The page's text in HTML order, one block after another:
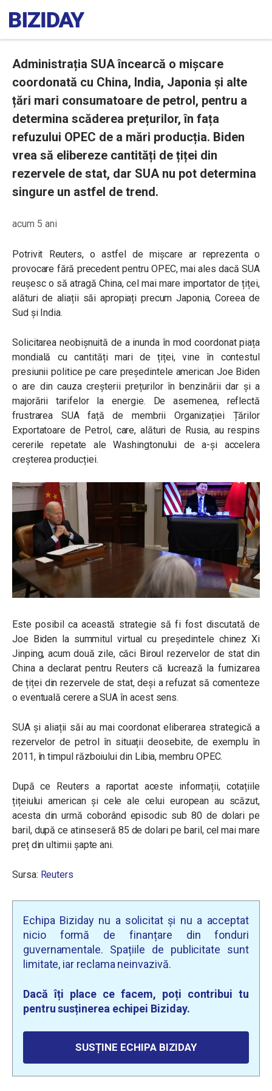
Administrația SUA încearcă o mișcare
coordonată cu China, India, Japonia și alte
țări mari consumatoare de petrol, pentru a
determina scăderea prețurilor, în fața
refuzului OPEC de a mări producția. Biden
vrea să elibereze cantități de țiței din
rezervele de stat, dar SUA nu pot determina
singure un astfel de trend.
acum 5 ani
Potrivit Reuters, o astfel de mișcare ar reprezenta o
provocare fără precedent pentru OPEC, mai ales dacă SUA
reușesc o să atragă China, cel mai mare importator de țiței,
alături de aliații săi apropiați precum Japonia, Coreea de
Sud și India.
Solicitarea neobișnuită de a inunda în mod coordonat piața
mondială cu cantități mari de țiței, vine în contestul
presiunii politice pe care președintele american Joe Biden
o are din cauza creșterii prețurilor în benzinării dar și a
majorării tarifelor la energie. De asemenea, reflectă
frustrarea SUA față de membrii Organizației Țărilor
Exportatoare de Petrol, care, alături de Rusia, au respins
cererile repetate ale Washingtonului de a-și accelera
creșterea producției.
Este posibil ca această strategie să fi fost discutată de
Joe Biden la summitul virtual cu președintele chinez Xi
Jinping, acum două zile, căci Biroul rezervelor de stat din
China a declarat pentru Reuters că lucrează la furnizarea
de țiței din rezervele de stat, deși a refuzat să comenteze
o eventuală cerere a SUA în acest sens.
SUA și aliații săi au mai coordonat eliberarea strategică a
rezervelor de petrol în situații deosebite, de exemplu în
2011, în timpul războiului din Libia, membru OPEC.
După ce Reuters a raportat aceste informații, cotațiile
țițeiului american și cele ale celui european au scăzut,
acesta din urmă coborând episodic sub 80 de dolari pe
baril, după ce atinseseră 85 de dolari pe baril, cel mai mare
preț din ultimii șapte ani.
Sursa: Reuters
Echipa Biziday nu a solicitat și nu a acceptat
nicio formă de finanțare din fonduri
guvernamentale. Spațiile de publicitate sunt
limitate, iar reclama neinvazivă.
Dacă îți place ce facem, poți contribui tu
pentru susținerea echipei Biziday.
SUSȚINE ECHIPA BIZIDAY